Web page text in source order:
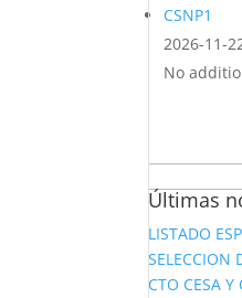
CSNP1
2026-11-
No
Últimas
LISTADO
SELECCION
CTO CESA